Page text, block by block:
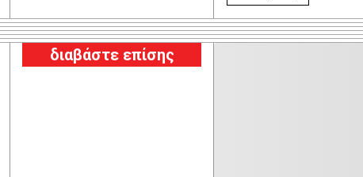
διαβάστε επίσης